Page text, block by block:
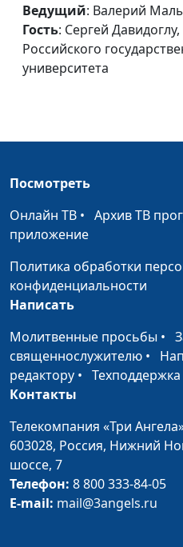
Покорность властям у
Христа и Павла
Учение Христа:
вызывающее
поведение?
Родословные Христа:
читать или
пропускать?
Зло мира и
ответственность Бога
Ведущий: Валерий
Гость: Сергей
Российского
университета
Посмотреть
Онлайн ТВ • Архив ТВ
приложение
Политика обработки
конфиденциальности
Написать
Молитвенные просьбы •
священнослужителю •
редактору • Техподдержка
Контакты
Телекомпания «Три
603028, Россия, Нижний
шоссе, 7
Телефон: 8 800 333-84-05
E-mail: mail@3angels.ru